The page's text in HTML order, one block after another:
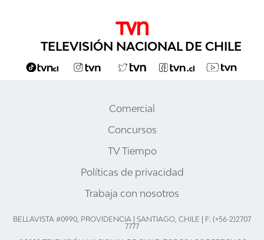
TELEVISIÓN NACIONAL DE CHILE
Comercial
Concursos
TV Tiempo
Políticas de privacidad
Trabaja con nosotros
BELLAVISTA #0990, PROVIDENCIA | SANTIAGO, CHILE | F: (+56-2)2707
7777